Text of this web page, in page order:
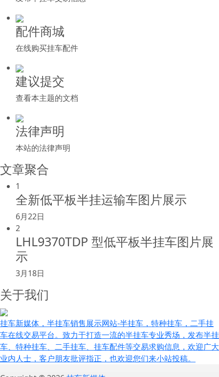
配件商城
在线购买挂车配件
建议提交
查看本主题的文档
法律声明
本站的法律声明
文章聚合
1
全新低平板半挂运输车图片展示
6月22日
2
LHL9370TDP 型低平板半挂车图片展
示
3月18日
关于我们
挂车新媒体，半挂车销售展示网站-半挂车，特种挂车，二手挂
车在线交易平台。致力于打造一流的半挂车专业秀场，发布半挂
车、特种挂车、二手挂车、挂车配件等交易求购信息，欢迎广大
业内人士，客户朋友批评指正，也欢迎您们来小站投稿。